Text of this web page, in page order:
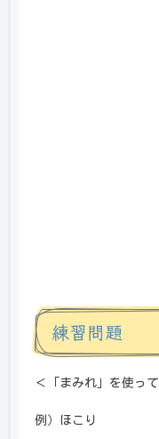
練習問題
＜「まみれ」を使っ
例）ほこり